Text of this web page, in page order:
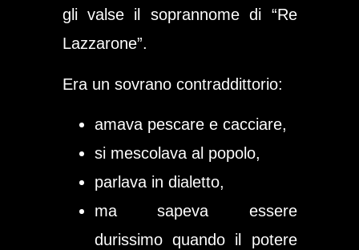
gli valse il soprannome di “Re
Lazzarone”.
Era un sovrano contraddittorio:
amava pescare e cacciare,
si mescolava al popolo,
parlava in dialetto,
ma sapeva essere
durissimo quando il potere